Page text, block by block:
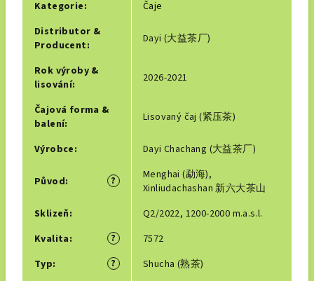
Kategorie:
Čaje
Distributor &
Producent: Dayi (大益茶厂)
Rok výroby &
lisování: 2026-2021
Čajová forma &
balení: Lisovaný čaj (紧压茶)
Výrobce: Dayi Chachang (大益茶厂)
?
Původ:
Menghai (勐海),
Xinliudachashan 新六大茶山
Sklizeň:
Q2/2022, 1200-2000 m.a.s.l.
?
Kvalita:
7572
?
Typ:
Shucha (熟茶)